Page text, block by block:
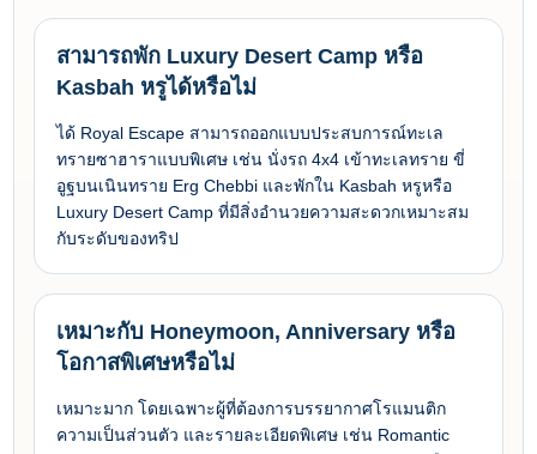
สามารถพัก Luxury Desert Camp หรือ
Kasbah หรูได้หรือไม่
ได้ Royal Escape สามารถออกแบบประสบการณ์ทะเล
ทรายซาฮาราแบบพิเศษ เช่น นั่งรถ 4x4 เข้าทะเลทราย ขี่
อูฐบนเนินทราย Erg Chebbi และพักใน Kasbah หรูหรือ
Luxury Desert Camp ที่มีสิ่งอำนวยความสะดวกเหมาะสม
กับระดับของทริป
เหมาะกับ Honeymoon, Anniversary หรือ
โอกาสพิเศษหรือไม่
เหมาะมาก โดยเฉพาะผู้ที่ต้องการบรรยากาศโรแมนติก
ความเป็นส่วนตัว และรายละเอียดพิเศษ เช่น Romantic